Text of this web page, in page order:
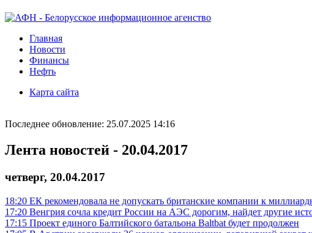
Главная
Новости
Финансы
Нефть
Карта сайта
Последнее обновление: 25.07.2025 14:16
Лента новостей - 20.04.2017
четверг, 20.04.2017
18:20 ЕК рекомендовала не допускать британские компании к
17:20 Венгрия сочла кредит России на АЭС дорогим, найдет другие
17:15 Проект единого Балтийского батальона Baltbat будет продолжен